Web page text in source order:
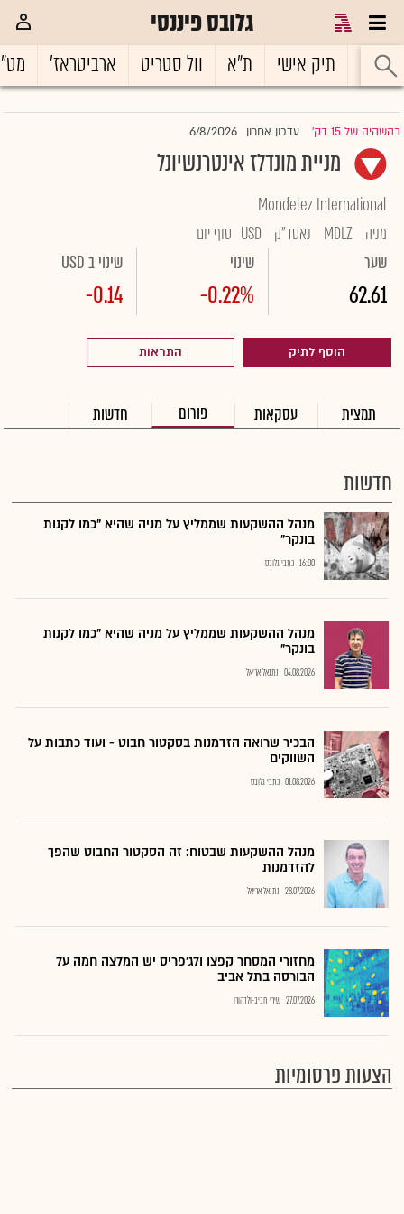
גלובס פיננסי
ראשי תיק אישי ת"א וול סטריט ארביטראז'
בהשהיה של 15 דק' |עדכון אחרון 6/8/2026
מניית מונדלז אינטרנשיונל
Mondelez International
מניה MDLZ נאסד"ק USD סוף יום
שער
62.61
שינוי
-0.22%
שינוי ב USD
-0.14
הוסף לתיק התראות
תמצית עסקאות פורום חדשות
חדשות
מנהל ההשקעות שממליץ על מניה שהיא "כמו לקנות
בונקר"
16:00 כתבי גלובס
מנהל ההשקעות שממליץ על מניה שהיא "כמו לקנות
בונקר"
04.08.2026 נתנאל אריאל
הבכיר שרואה הזדמנות בסקטור חבוט - ועוד כתבות על
השווקים
01.08.2026 כתבי גלובס
מנהל ההשקעות שבטוח: זה הסקטור החבוט שהפך
להזדמנות
28.07.2026 נתנאל אריאל
מחזורי המסחר קפצו ולג'פריס יש המלצה חמה על
הבורסה בתל אביב
27.07.2026 שירי חביב-ולדהורן
הצעות פרסומיות